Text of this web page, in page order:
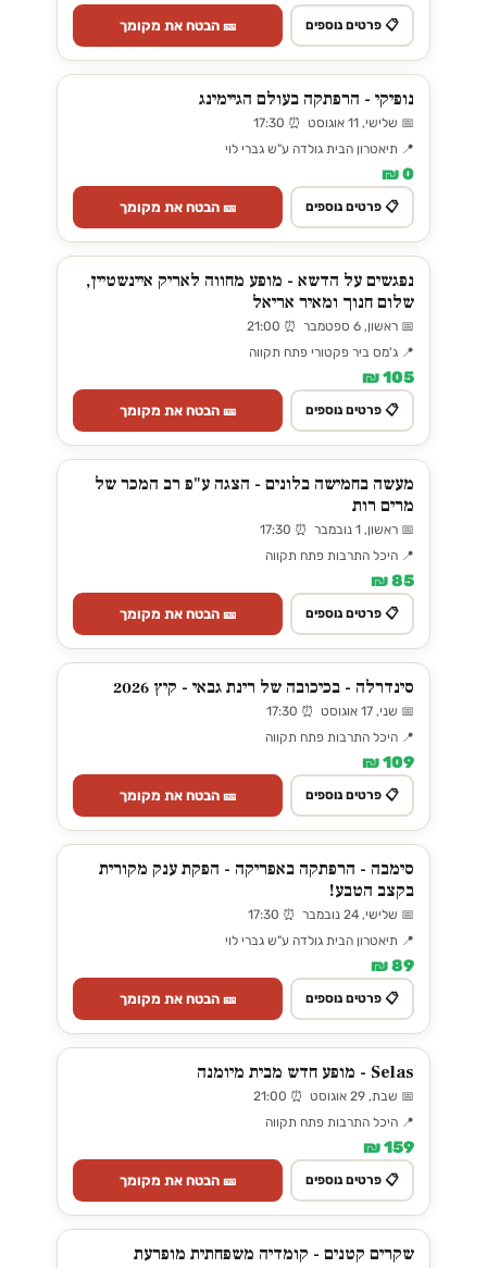
📋 פרטים נוספים 🎫 הבטח את מקומך
נופיקי - הרפתקה בעולם הגיימינג
📅 שלישי, 11 אוגוסט ⏰ 17:30
📍 תיאטרון הבית גולדה ע"ש גברי לוי
0 ₪
📋 פרטים נוספים 🎫 הבטח את מקומך
נפגשים על הדשא - מופע מחווה לאריק איינשטיין,
שלום חנוך ומאיר אריאל
📅 ראשון, 6 ספטמבר ⏰ 21:00
📍 ג'מס ביר פקטורי פתח תקווה
105 ₪
📋 פרטים נוספים 🎫 הבטח את מקומך
מעשה בחמישה בלונים - הצגה ע"פ רב המכר של
מרים רות
📅 ראשון, 1 נובמבר ⏰ 17:30
📍 היכל התרבות פתח תקווה
85 ₪
📋 פרטים נוספים 🎫 הבטח את מקומך
סינדרלה - בכיכובה של רינת גבאי - קיץ 2026
📅 שני, 17 אוגוסט ⏰ 17:30
📍 היכל התרבות פתח תקווה
109 ₪
📋 פרטים נוספים 🎫 הבטח את מקומך
סימבה - הרפתקה באפריקה - הפקת ענק מקורית
בקצב הטבע!
📅 שלישי, 24 נובמבר ⏰ 17:30
📍 תיאטרון הבית גולדה ע"ש גברי לוי
89 ₪
📋 פרטים נוספים 🎫 הבטח את מקומך
Selas - מופע חדש מבית מיומנה
📅 שבת, 29 אוגוסט ⏰ 21:00
📍 היכל התרבות פתח תקווה
159 ₪
📋 פרטים נוספים 🎫 הבטח את מקומך
שקרים קטנים - קומדיה משפחתית מופרעת